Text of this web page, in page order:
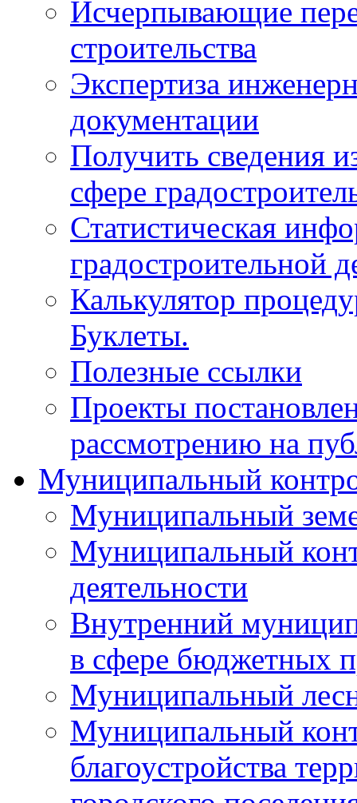
Исчерпывающие
строительства
Экспертиза
документации
Получить сведения
сфере
Статистическая
градостроительной
Калькулятор
Буклеты.
Полезные ссылки
Проекты
рассмотрению на
Муниципальный
Муниципальный
Муниципальный
деятельности
Внутренний
в сфере бюджетных
Муниципальный
Муниципальный
благоустройства